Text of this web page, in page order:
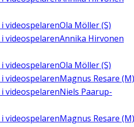
i videospelarenOla Möller (S)
i videospelarenAnnika Hirvonen
i videospelarenOla Möller (S)
i videospelarenMagnus Resare (M)
i videospelarenNiels Paarup-
i videospelarenMagnus Resare (M)